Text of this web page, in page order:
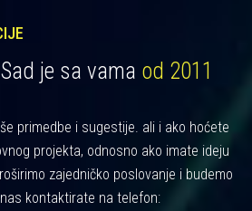
je sa vama od 2011
primedbe i sugestije. ali i ako hoćete
projekta, odnosno ako imate ideju
zajedničko poslovanje i budemo
kontaktirate na telefon: